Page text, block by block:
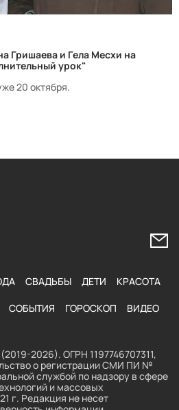
Гришаева и Гела Месхи на
урок"
20 октября.
СВАДЬБЫ ДЕТИ КРАСОТА
СОБЫТИЯ ГОРОСКОП ВИДЕО
2026). ОГРН 1197746707311,
о регистрации СМИ ПИ №
службой по надзору в сфере
и массовых
г. Редакция не несет